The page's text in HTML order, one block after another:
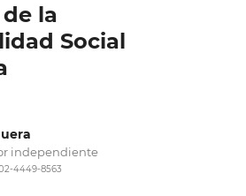
la
Social
independiente
4449-8563